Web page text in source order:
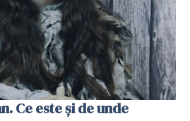
Ce este și de unde